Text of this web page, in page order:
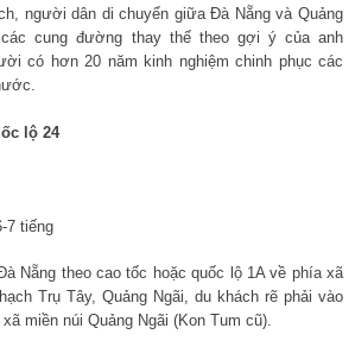
người dân di chuyển giữa Đà Nẵng và Quảng
cung đường thay thế theo gợi ý của anh
có hơn 20 năm kinh nghiệm chinh phục các
lộ 24
7 tiếng
Nẵng theo cao tốc hoặc quốc lộ 1A về phía xã
Trụ Tây, Quảng Ngãi, du khách rẽ phải vào
miền núi Quảng Ngãi (Kon Tum cũ).